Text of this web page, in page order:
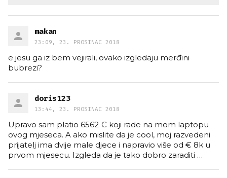
makan
23:09, 23. PROSINAC 2018
e jesu ga iz bem vejirali, ovako izgledaju merđini
bubrezi?
doris123
13:44, 23. PROSINAC 2018
Upravo sam platio 6562 € koji rade na mom laptopu
ovog mjeseca. A ako mislite da je cool, moj razvedeni
prijatelj ima dvije male djece i napravio više od € 8k u
prvom mjesecu. Izgleda da je tako dobro zaraditi …